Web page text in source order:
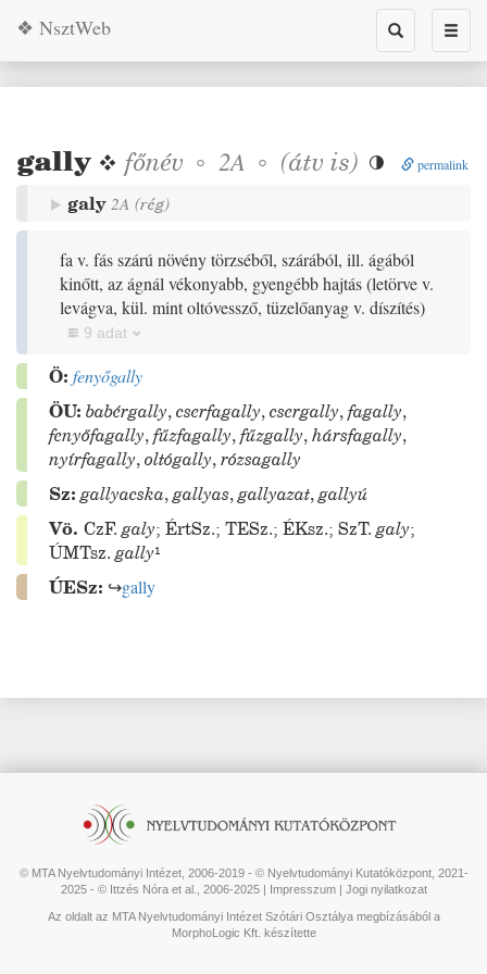
Toggle
search
❖ NsztWeb
gally❖ főnév ◦ 2A ◦ (átv is)  permalink
galy 2A (rég)
fa v. fás szárú növény törzséből, szárából, ill. ágából
kinőtt, az ágnál vékonyabb, gyengébb hajtás(letörve v.
levágva, kül. mint oltóvessző, tüzelőanyag v. díszítés)
9 adat
Ö: fenyőgally
ÖU: babérgally,cserfagally,csergally,fagally,
fenyőfagally,fűzfagally,fűzgally,hársfagally,
nyírfagally,oltógally,rózsagally
Sz: gallyacska,gallyas,gallyazat,gallyú
Vö. CzF. galy; ÉrtSz.; TESz.; ÉKsz.; SzT. galy;
ÚMTsz. gally¹
ÚESz: ↪gally
© MTA Nyelvtudományi Intézet, 2006-2019 - © Nyelvtudományi Kutatóközpont, 2021-
2025 - © Ittzés Nóra et al., 2006-2025 | Impresszum| Jogi nyilatkozat
Az oldalt az MTA Nyelvtudományi Intézet Szótári Osztálya megbízásából a
MorphoLogic Kft. készítette